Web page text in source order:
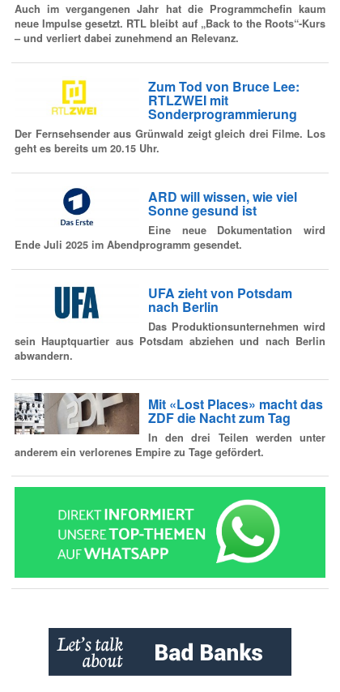
Auch im vergangenen Jahr hat die Programmchefin kaum
neue Impulse gesetzt. RTL bleibt auf „Back to the Roots“-Kurs
– und verliert dabei zunehmend an Relevanz.
Zum Tod von Bruce Lee:
RTLZWEI mit
Sonderprogrammierung
Der Fernsehsender aus Grünwald zeigt gleich drei Filme. Los
geht es bereits um 20.15 Uhr.
ARD will wissen, wie viel
Sonne gesund ist
Eine neue Dokumentation wird
Ende Juli 2025 im Abendprogramm gesendet.
UFA zieht von Potsdam
nach Berlin
Das Produktionsunternehmen wird
sein Hauptquartier aus Potsdam abziehen und nach Berlin
abwandern.
Mit «Lost Places» macht das
ZDF die Nacht zum Tag
In den drei Teilen werden unter
anderem ein verlorenes Empire zu Tage gefördert.